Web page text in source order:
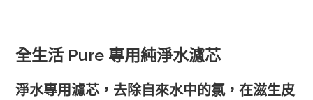
全生活 Pure 專用純淨水濾芯
淨水專用濾芯，去除自來水中的氯，在滋生皮